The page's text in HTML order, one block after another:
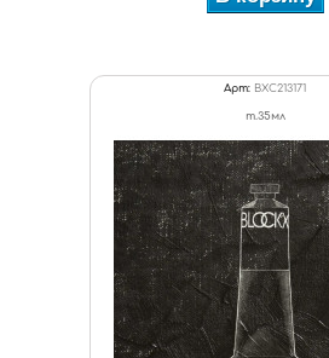
Арт: BXC213171
т.35мл